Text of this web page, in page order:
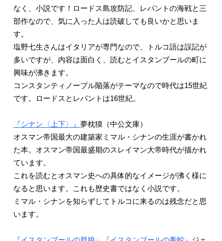
なく、小説です！ロードス島攻防記、レパントの海戦と三
部作なので、気に入った人は読破しても良いかと思いま
す。
塩野七生さんはイタリアが専門なので、トルコ語は誤記が
多いですが、内容は面白く、読むとイスタンブールの町に
興味が沸きます。
コンスタンティノープル陥落がテーマなので時代は15世紀
です。ロードスとレパントは16世紀。
『シナン〈上下〉』 夢枕獏（中公文庫）
オスマン帝国最大の建築家ミマル・シナンの生涯が書かれ
た本。オスマン帝国最盛期のスレイマン大帝時代が描かれ
ています。
これを読むとオスマン史への具体的なイメージが沸く様に
なると思います。これも歴史書ではなく小説です。
ミマル・シナンを知らずしてトルコに来るのは残念だと思
います。